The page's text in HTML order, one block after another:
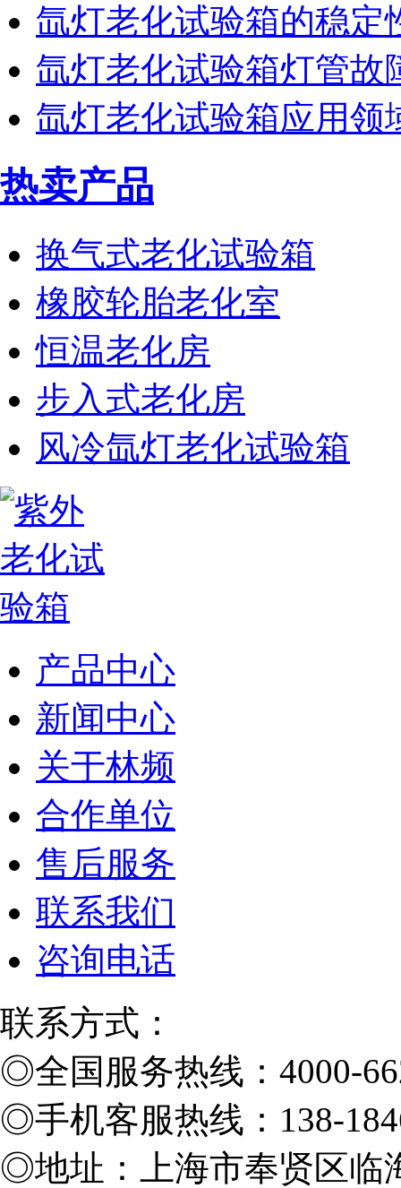
氙灯老化试验箱的稳定
氙灯老化试验箱灯管故
氙灯老化试验箱应用领
热卖产品
换气式老化试验箱
橡胶轮胎老化室
恒温老化房
步入式老化房
风冷氙灯老化试验箱
产品中心
新闻中心
关于林频
合作单位
售后服务
联系我们
咨询电话
联系方式：
◎全国服务热线：4000-
◎手机客服热线：138-
◎地址：上海市奉贤区临